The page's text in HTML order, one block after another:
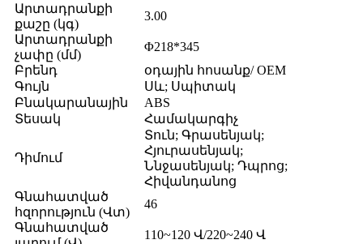
Արտադրանքի
քաշը (կգ)
3.00
Արտադրանքի
չափը (մմ)
Φ218*345
Բրենդ
օդային հոսանք/ OEM
Գույն
Սև; Սպիտակ
Բնակարանային
ABS
Տեսակ
Համակարգիչ
Դիմում
Տուն; Գրասենյակ;
Հյուրասենյակ;
Ննջասենյակ; Դպրոց;
Հիվանդանոց
Գնահատված
հզորություն (Վտ)
46
Գնահատված
110~120 Վ/220~240 Վ